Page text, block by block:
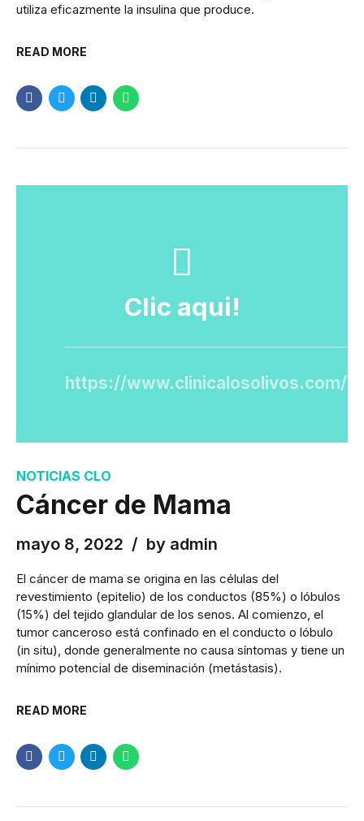
utiliza eficazmente la insulina que produce.
READ MORE
Clic aqui!
https://www.clinicalosolivos.com/
NOTICIAS CLO
Cáncer de Mama
mayo 8, 2022 by admin
El cáncer de mama se origina en las células del
revestimiento (epitelio) de los conductos (85%) o lóbulos
(15%) del tejido glandular de los senos. Al comienzo, el
tumor canceroso está confinado en el conducto o lóbulo
(in situ), donde generalmente no causa síntomas y tiene un
mínimo potencial de diseminación (metástasis).
READ MORE